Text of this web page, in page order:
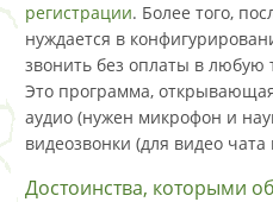
регистрации. Более того,
нуждается в
звонить без оплаты в любую
Это программа,
аудио (нужен микрофон и
видеозвонки (для видео
Достоинства, которыми